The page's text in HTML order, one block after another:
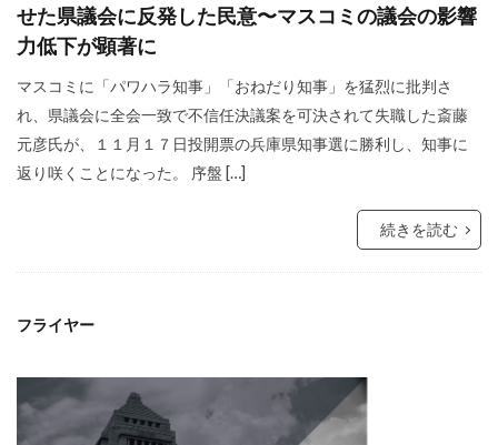
せた県議会に反発した民意〜マスコミの議会の影響
力低下が顕著に
マスコミに「パワハラ知事」「おねだり知事」を猛烈に批判さ
れ、県議会に全会一致で不信任決議案を可決されて失職した斎藤
元彦氏が、１１月１７日投開票の兵庫県知事選に勝利し、知事に
返り咲くことになった。 序盤 […]
続きを読む
フライヤー